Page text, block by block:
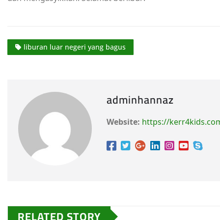
liburan luar negeri yang bagus
adminhannaz
Website: https://